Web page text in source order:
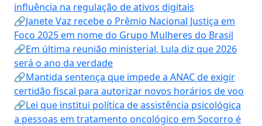
influência na regulação de ativos digitais
🔗Janete Vaz recebe o Prêmio Nacional Justiça em
Foco 2025 em nome do Grupo Mulheres do Brasil
🔗Em última reunião ministerial, Lula diz que 2026
será o ano da verdade
🔗Mantida sentença que impede a ANAC de exigir
certidão fiscal para autorizar novos horários de voo
🔗Lei que institui política de assistência psicológica
a pessoas em tratamento oncológico em Socorro é